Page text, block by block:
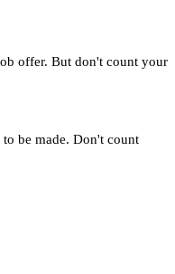
offer. But don't count your
be made. Don't count